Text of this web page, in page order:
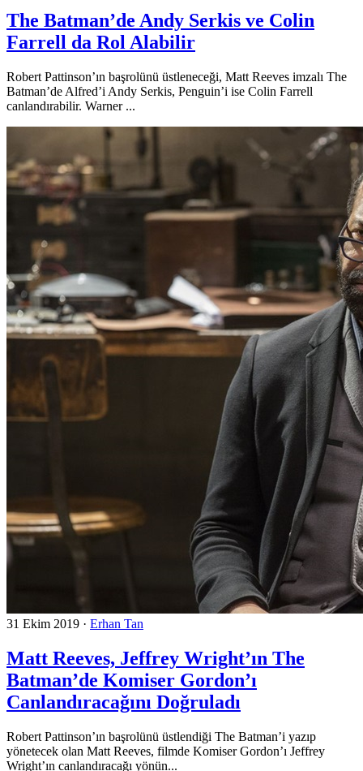
The Batman’de Andy Serkis ve Colin
Farrell da Rol Alabilir
Robert Pattinson’ın başrolünü üstleneceği, Matt Reeves imzalı The
Batman’de Alfred’i Andy Serkis, Penguin’i ise Colin Farrell
canlandırabilir. Warner ...
31 Ekim 2019 · Erhan Tan
Matt Reeves, Jeffrey Wright’ın The
Batman’de Komiser Gordon’ı
Canlandıracağını Doğruladı
Robert Pattinson’ın başrolünü üstlendiği The Batman’i yazıp
yönetecek olan Matt Reeves, filmde Komiser Gordon’ı Jeffrey
Wright’ın canlandıracağı yönün...